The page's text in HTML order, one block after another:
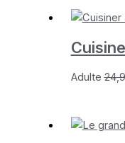
Adulte